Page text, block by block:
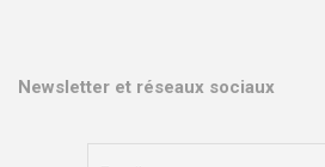
Newsletter et réseaux sociaux